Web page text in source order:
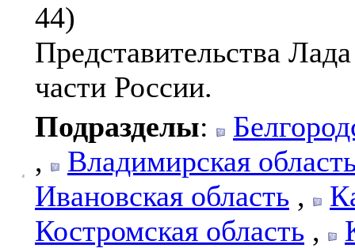
44)
Представительства
части России.
Подразделы:
,
Владимирская
Ивановская область ,
Костромская область ,